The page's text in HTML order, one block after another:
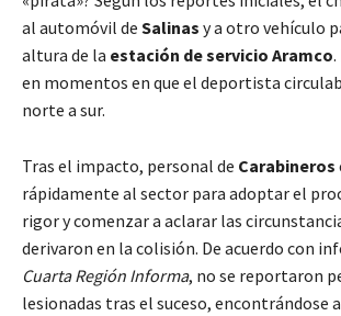
al automóvil de Salinas y a otro vehículo
altura de la estación de servicio Aramco
en momentos en que el deportista
norte a sur.
Tras el impacto, personal de Carabineros
rápidamente al sector para adoptar el
rigor y comenzar a aclarar las
derivaron en la colisión. De acuerdo con
Cuarta Región Informa, no se reportaron
lesionadas tras el suceso, encontrándose